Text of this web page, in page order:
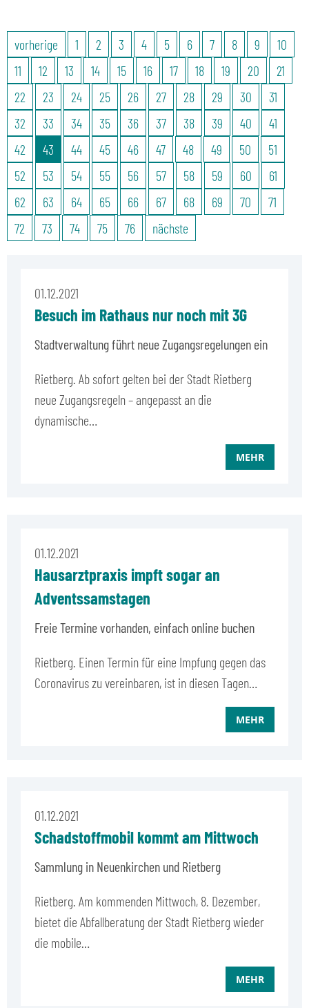
vorherige 1 2 3 4 5 6 7 8 9
10
11
12 13 14 15 16 17 18 19 20
21
22
23 24 25 26 27 28 29 30
31
32
33 34 35 36 37 38 39 40
41
42
43 44 45 46 47 48 49 50
51
52
53 54 55 56 57 58 59 60
61
62
63 64 65 66 67 68 69 70
71
72
73 74 75 76 nächste
01.12.2021
Besuch im Rathaus nur noch mit 3G
Stadtverwaltung führt neue Zugangsregelungen ein
Rietberg. Ab sofort gelten bei der Stadt Rietberg
neue Zugangsregeln – angepasst an die
dynamische…
MEHR
01.12.2021
Hausarztpraxis impft sogar an
Adventssamstagen
Freie Termine vorhanden, einfach online buchen
Rietberg. Einen Termin für eine Impfung gegen das
Coronavirus zu vereinbaren, ist in diesen Tagen…
MEHR
01.12.2021
Schadstoffmobil kommt am Mittwoch
Sammlung in Neuenkirchen und Rietberg
Rietberg. Am kommenden Mittwoch, 8. Dezember,
bietet die Abfallberatung der Stadt Rietberg wieder
die mobile…
MEHR